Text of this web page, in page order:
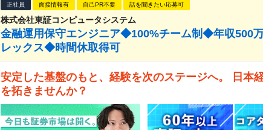
正社員 面接情報有 自己PR不要 話を聞きたい応募可
株式会社東証コンピュータシステム
金融運用保守エンジニア◆100%チーム制◆年収500
レックス◆時間休取得可
安定した基盤のもと、経験を次のステージへ。 日本
を拓きませんか？